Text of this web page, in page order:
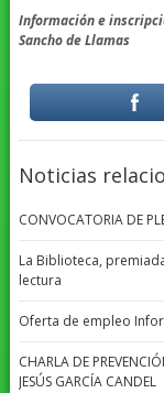
Información e
Sancho de Llamas
Noticias
CONVOCATORIA DE
La Biblioteca,
lectura
Oferta de empleo
CHARLA DE
JESÚS GARCÍA CANDEL